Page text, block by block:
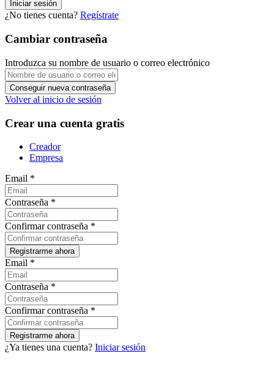
¿No tienes cuenta? Regístrate
Cambiar contraseña
Introduzca su nombre de usuario o correo electrónico
Volver al inicio de sesión
Crear una cuenta gratis
Creador
Empresa
Email *
Contraseña *
Confirmar contraseña *
Email *
Contraseña *
Confirmar contraseña *
¿Ya tienes una cuenta? Iniciar sesión